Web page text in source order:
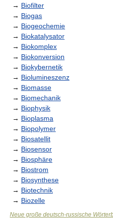
→ Biofilter
→ Biogas
→ Biogeochemie
→ Biokatalysator
→ Biokomplex
→ Biokonversion
→ Biokybernetik
→ Biolumineszenz
→ Biomasse
→ Biomechanik
→ Biophysik
→ Bioplasma
→ Biopolymer
→ Biosatellit
→ Biosensor
→ Biosphäre
→ Biostrom
→ Biosynthese
→ Biotechnik
→ Biozelle
Neue große deutsch-russische